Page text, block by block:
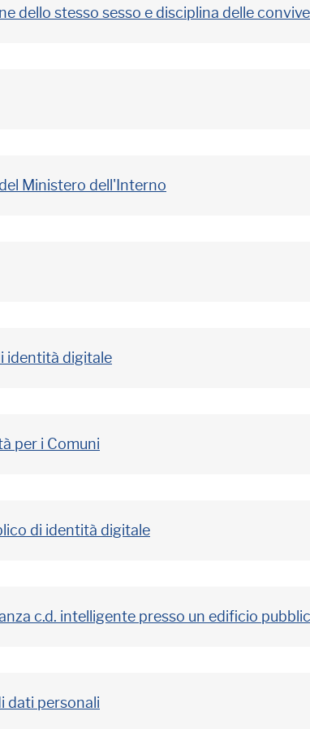
dello stesso sesso e disciplina delle
Ministero dell'Interno
identità digitale
per i Comuni
di identità digitale
c.d. intelligente presso un edificio
dati personali